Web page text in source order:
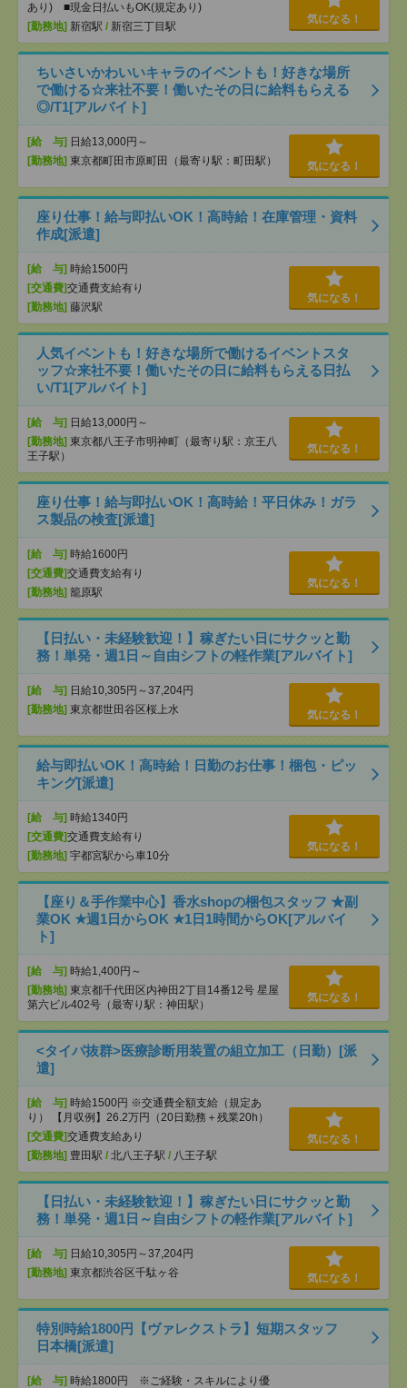
あり) ■現金日払いもOK(規定あり)
[勤務地] 新宿駅 / 新宿三丁目駅
気になる！
ちいさいかわいいキャラのイベントも！好きな場所
で働ける☆来社不要！働いたその日に給料もらえる
◎/T1[アルバイト]
[給 与] 日給13,000円～
[勤務地] 東京都町田市原町田（最寄り駅：町田駅） 気になる！
座り仕事！給与即払いOK！高時給！在庫管理・資料
作成[派遣]
[給 与] 時給1500円
[交通費]交通費支給有り
[勤務地] 藤沢駅
気になる！
人気イベントも！好きな場所で働けるイベントスタ
ッフ☆来社不要！働いたその日に給料もらえる日払
い/T1[アルバイト]
[給 与] 日給13,000円～
[勤務地] 東京都八王子市明神町（最寄り駅：京王八
王子駅）
気になる！
座り仕事！給与即払いOK！高時給！平日休み！ガラ
ス製品の検査[派遣]
[給 与] 時給1600円
[交通費]交通費支給有り
[勤務地] 籠原駅
気になる！
【日払い・未経験歓迎！】稼ぎたい日にサクッと勤
務！単発・週1日～自由シフトの軽作業[アルバイト]
[給 与] 日給10,305円～37,204円
[勤務地] 東京都世田谷区桜上水 気になる！
給与即払いOK！高時給！日勤のお仕事！梱包・ピッ
キング[派遣]
[給 与] 時給1340円
[交通費]交通費支給有り
[勤務地] 宇都宮駅から車10分
気になる！
【座り＆手作業中心】香水shopの梱包スタッフ ★副
業OK ★週1日からOK ★1日1時間からOK[アルバイ
ト]
[給 与] 時給1,400円～
[勤務地] 東京都千代田区内神田2丁目14番12号 星屋
第六ビル402号（最寄り駅：神田駅）
気になる！
<タイパ抜群>医療診断用装置の組立加工（日勤）[派
遣]
[給 与] 時給1500円 ※交通費全額支給（規定あ
り） 【月収例】26.2万円（20日勤務＋残業20h）
[交通費]交通費支給あり
[勤務地] 豊田駅 / 北八王子駅 / 八王子駅
気になる！
【日払い・未経験歓迎！】稼ぎたい日にサクッと勤
務！単発・週1日～自由シフトの軽作業[アルバイト]
[給 与] 日給10,305円～37,204円
[勤務地] 東京都渋谷区千駄ヶ谷 気になる！
特別時給1800円【ヴァレクストラ】短期スタッフ
日本橋[派遣]
[給 与] 時給1800円 ※ご経験・スキルにより優